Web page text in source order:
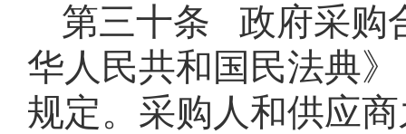
第三十条 政府采购
华人民共和国民法典
规定。采购人和供应